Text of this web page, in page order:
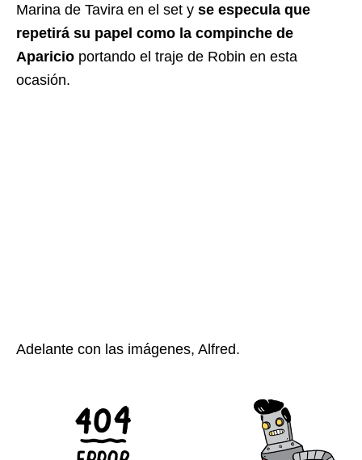
Marina de Tavira en el set y se especula que
repetirá su papel como la compinche de
Aparicio portando el traje de Robin en esta
ocasión.
Adelante con las imágenes, Alfred.